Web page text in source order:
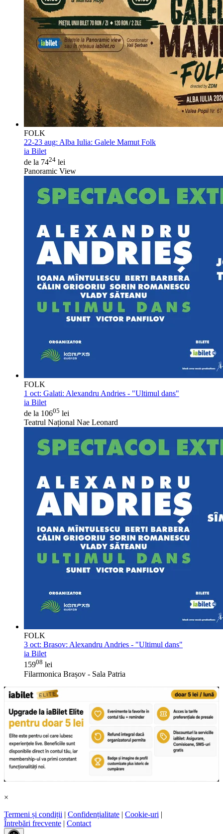
FOLK
22-23 aug: Alba Iulia: Galele Mamut Folk
ia Bilet
de la 7424 lei
Panoramic View
FOLK
1 oct: Galati: Alexandru Andries - "Ultimul dans"
ia Bilet
de la 10605 lei
Teatrul Național Nae Leonard
FOLK
3 oct: Brasov: Alexandru Andries - "Ultimul dans"
ia Bilet
15908 lei
Filarmonica Brașov - Sala Patria
×
Termeni și condiții | Confidențialitate | Cookie-uri |
Întrebări frecvente | Contact